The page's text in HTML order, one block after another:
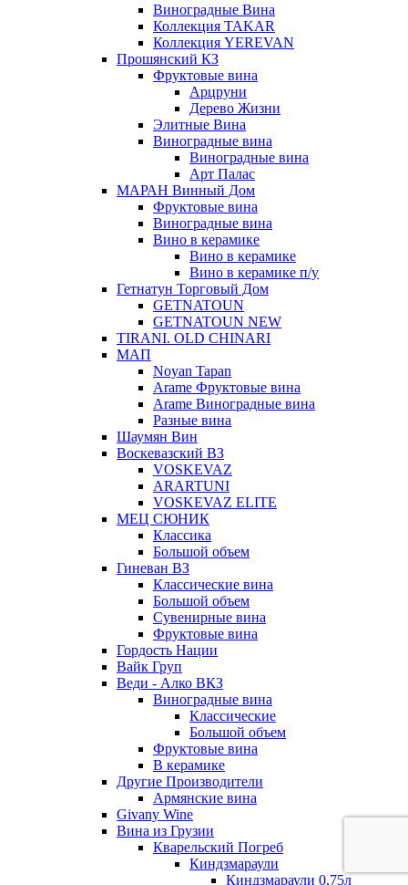
Виноградные Вина
Коллекция TAKAR
Коллекция YEREVAN
Прошянский КЗ
Фруктовые вина
Арцруни
Дерево Жизни
Элитные Вина
Виноградные вина
Виноградные вина
Арт Палас
МАРАН Винный Дом
Фруктовые вина
Виноградные вина
Вино в керамике
Вино в керамике
Вино в керамике п/у
Гетнатун Торговый Дом
GETNATOUN
GETNATOUN NEW
TIRANI. OLD CHINARI
МАП
Noyan Tapan
Arame Фруктовые вина
Arame Виноградные вина
Разные вина
Шаумян Вин
Воскевазский ВЗ
VOSKEVAZ
ARARTUNI
VOSKEVAZ ELITE
МЕЦ СЮНИК
Классика
Большой объем
Гиневан ВЗ
Классические вина
Большой объем
Сувенирные вина
Фруктовые вина
Гордость Нации
Вайк Груп
Веди - Алко ВКЗ
Виноградные вина
Классические
Большой объем
Фруктовые вина
В керамике
Другие Производители
Армянские вина
Givany Wine
Вина из Грузии
Кварельский Погреб
Киндзмараули
Киндзмараули 0,75л